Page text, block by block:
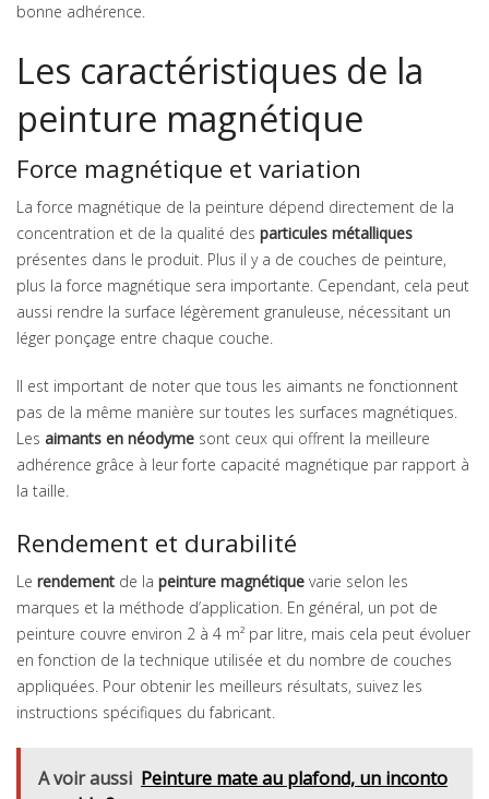
bonne adhérence.
Les caractéristiques de la
peinture magnétique
Force magnétique et variation
La force magnétique de la peinture dépend directement de la
concentration et de la qualité des particules métalliques
présentes dans le produit. Plus il y a de couches de peinture,
plus la force magnétique sera importante. Cependant, cela peut
aussi rendre la surface légèrement granuleuse, nécessitant un
léger ponçage entre chaque couche.
Il est important de noter que tous les aimants ne fonctionnent
pas de la même manière sur toutes les surfaces magnétiques.
Les aimants en néodyme sont ceux qui offrent la meilleure
adhérence grâce à leur forte capacité magnétique par rapport à
la taille.
Rendement et durabilité
Le rendement de la peinture magnétique varie selon les
marques et la méthode d’application. En général, un pot de
peinture couvre environ 2 à 4 m² par litre, mais cela peut évoluer
en fonction de la technique utilisée et du nombre de couches
appliquées. Pour obtenir les meilleurs résultats, suivez les
instructions spécifiques du fabricant.
A voir aussi Peinture mate au plafond, un inconto